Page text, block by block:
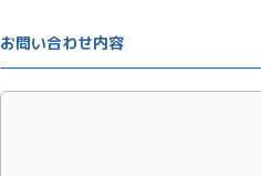
お問い合わせ内容